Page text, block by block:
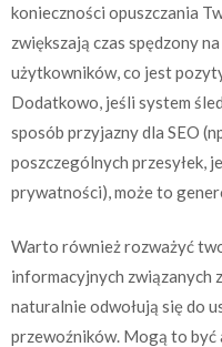
konieczności opuszczania
zwiększają czas spędzony
użytkowników, co jest
Dodatkowo, jeśli system
sposób przyjazny dla SEO
poszczególnych przesyłek,
prywatności), może to
Warto również rozważyć
informacyjnych
naturalnie odwołują się do
przewoźników. Mogą to